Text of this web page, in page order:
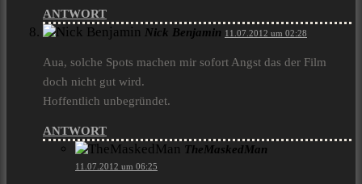
ANTWORT
Nick Benjamin 11.07.2012 um 02:28
Aua, solche Spots machen mir sofort Angst das der Film
doch nicht gut wird.
Hoffentlich unbegründet.
ANTWORT
TheMaskedMan
11.07.2012 um 06:25